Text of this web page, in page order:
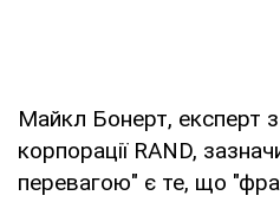
Майкл Бонерт, експерт з
корпорації RAND,
перевагою" є те, що